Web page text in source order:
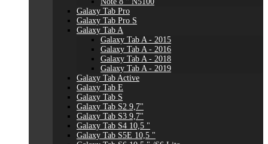
Galaxy Tab Pro
Galaxy Tab Pro S
Galaxy Tab A
Galaxy Tab A - 2015
Galaxy Tab A - 2016
Galaxy Tab A - 2018
Galaxy Tab A - 2019
Galaxy Tab Active
Galaxy Tab E
Galaxy Tab S
Galaxy Tab S2 9,7"
Galaxy Tab S3 9,7"
Galaxy Tab S4 10,5 "
Galaxy Tab S5E 10,5 "